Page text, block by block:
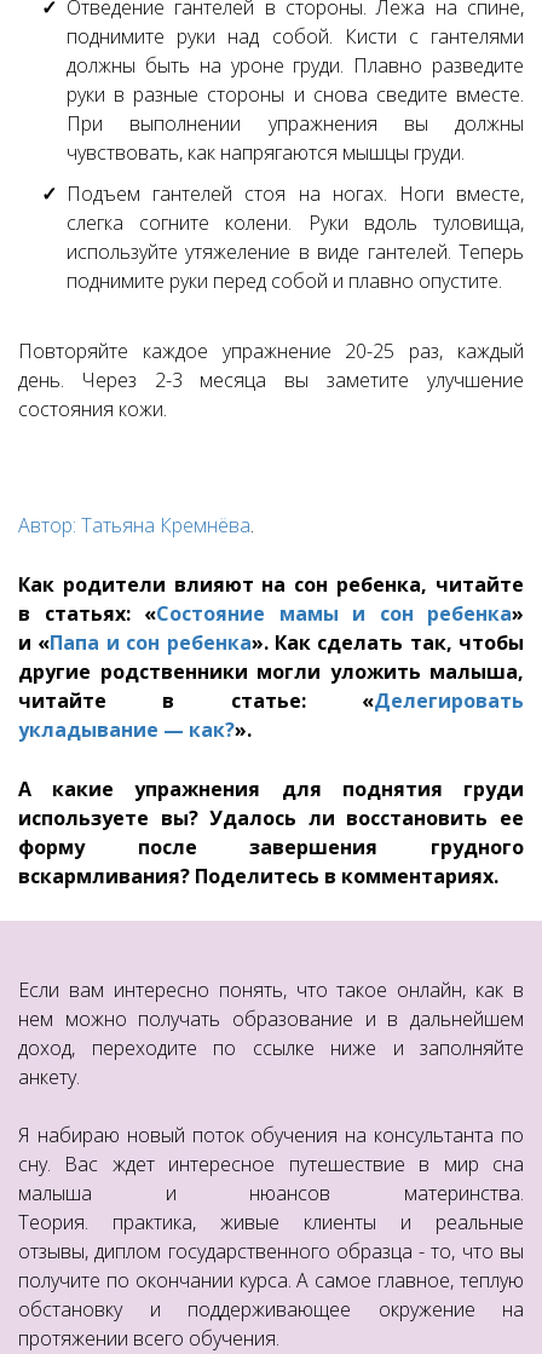
Отведение гантелей в стороны. Лежа на спине,
поднимите руки над собой. Кисти с гантелями
должны быть на уроне груди. Плавно разведите
руки в разные стороны и снова сведите вместе.
При выполнении упражнения вы должны
чувствовать, как напрягаются мышцы груди.
Подъем гантелей стоя на ногах. Ноги вместе,
слегка согните колени. Руки вдоль туловища,
используйте утяжеление в виде гантелей. Теперь
поднимите руки перед собой и плавно опустите.
Повторяйте каждое упражнение 20-25 раз, каждый
день. Через 2-3 месяца вы заметите улучшение
состояния кожи.
Автор: Татьяна Кремнёва.
Как родители влияют на сон ребенка, читайте
в статьях: «Состояние мамы и сон ребенка»
и «Папа и сон ребенка». Как сделать так, чтобы
другие родственники могли уложить малыша,
читайте в статье: «Делегировать
укладывание — как?».
А какие упражнения для поднятия груди
используете вы? Удалось ли восстановить ее
форму после завершения грудного
вскармливания? Поделитесь в комментариях.
Если вам интересно понять, что такое онлайн, как в
нем можно получать образование и в дальнейшем
доход, переходите по ссылке ниже и заполняйте
анкету.
Я набираю новый поток обучения на консультанта по
сну. Вас ждет интересное путешествие в мир сна
малыша и нюансов материнства.
Теория. практика, живые клиенты и реальные
отзывы, диплом государственного образца - то, что вы
получите по окончании курса. А самое главное, теплую
обстановку и поддерживающее окружение на
протяжении всего обучения.